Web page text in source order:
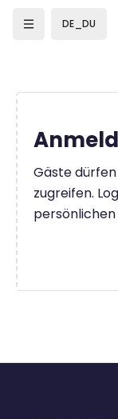
DE_DU
Gäste
zugreifen.
persönlichen